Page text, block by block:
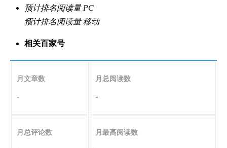
预计排名阅读量 PC
预计排名阅读量 移动
相关百家号
月文章数
-
月总阅读数
-
月总评论数 月最高阅读数